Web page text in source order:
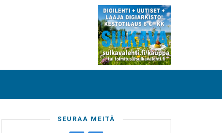
SEURAA MEITÄ